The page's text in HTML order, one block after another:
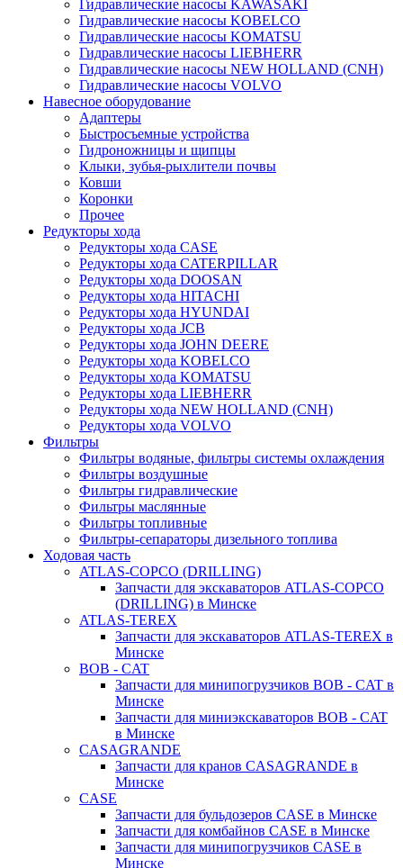
Гидравлические насосы KAWASAKI
Гидравлические насосы KOBELCO
Гидравлические насосы KOMATSU
Гидравлические насосы LIEBHERR
Гидравлические насосы NEW HOLLAND (CNH)
Гидравлические насосы VOLVO
Навесное оборудование
Адаптеры
Быстросъемные устройства
Гидроножницы и щипцы
Клыки, зубья-рыхлители почвы
Ковши
Коронки
Прочее
Редукторы хода
Редукторы хода CASE
Редукторы хода CATERPILLAR
Редукторы хода DOOSAN
Редукторы хода HITACHI
Редукторы хода HYUNDAI
Редукторы хода JCB
Редукторы хода JOHN DEERE
Редукторы хода KOBELCO
Редукторы хода KOMATSU
Редукторы хода LIEBHERR
Редукторы хода NEW HOLLAND (CNH)
Редукторы хода VOLVO
Фильтры
Фильтры водяные, фильтры системы охлаждения
Фильтры воздушные
Фильтры гидравлические
Фильтры маслянные
Фильтры топливные
Фильтры-сепараторы дизельного топлива
Ходовая часть
ATLAS-COPCO (DRILLING)
Запчасти для экскаваторов ATLAS-COPCO
(DRILLING) в Минске
ATLAS-TEREX
Запчасти для экскаваторов ATLAS-TEREX в
Минске
BOB - CAT
Запчасти для минипогрузчиков BOB - CAT в
Минске
Запчасти для миниэкскаваторов BOB - CAT
в Минске
CASAGRANDE
Запчасти для кранов CASAGRANDE в
Минске
CASE
Запчасти для бульдозеров CASE в Минске
Запчасти для комбайнов CASE в Минске
Запчасти для минипогрузчиков CASE в
Минске